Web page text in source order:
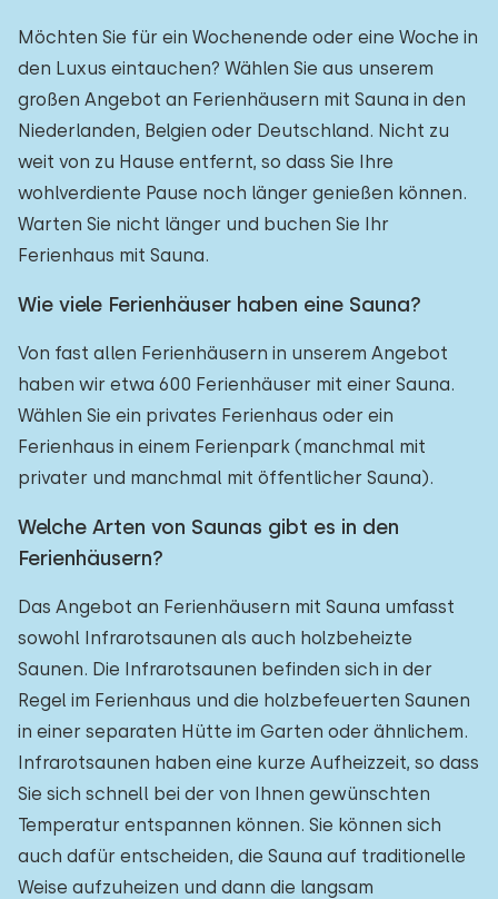
Möchten Sie für ein Wochenende oder eine Woche in
den Luxus eintauchen? Wählen Sie aus unserem
großen Angebot an Ferienhäusern mit Sauna in den
Niederlanden, Belgien oder Deutschland. Nicht zu
weit von zu Hause entfernt, so dass Sie Ihre
wohlverdiente Pause noch länger genießen können.
Warten Sie nicht länger und buchen Sie Ihr
Ferienhaus mit Sauna.
Wie viele Ferienhäuser haben eine Sauna?
Von fast allen Ferienhäusern in unserem Angebot
haben wir etwa 600 Ferienhäuser mit einer Sauna.
Wählen Sie ein privates Ferienhaus oder ein
Ferienhaus in einem Ferienpark (manchmal mit
privater und manchmal mit öffentlicher Sauna).
Welche Arten von Saunas gibt es in den
Ferienhäusern?
Das Angebot an Ferienhäusern mit Sauna umfasst
sowohl Infrarotsaunen als auch holzbeheizte
Saunen. Die Infrarotsaunen befinden sich in der
Regel im Ferienhaus und die holzbefeuerten Saunen
in einer separaten Hütte im Garten oder ähnlichem.
Infrarotsaunen haben eine kurze Aufheizzeit, so dass
Sie sich schnell bei der von Ihnen gewünschten
Temperatur entspannen können. Sie können sich
auch dafür entscheiden, die Sauna auf traditionelle
Weise aufzuheizen und dann die langsam